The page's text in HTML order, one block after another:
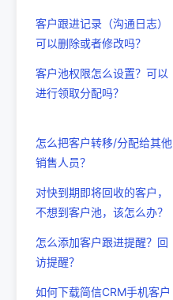
客户跟进记录（沟通日志）
可以删除或者修改吗？
客户池权限怎么设置？可以
进行领取分配吗？
怎么把客户转移/分配给其他
销售人员？
对快到期即将回收的客户，
不想到客户池，该怎么办？
怎么添加客户跟进提醒？回
访提醒？
如何下载简信CRM手机客户